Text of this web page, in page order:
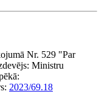
Nr. 529 "Par
Ministru
2023/69.18